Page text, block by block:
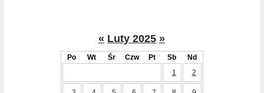
« Luty 2025 »
Po Wt Śr Czw Pt Sb
Nd
1
2